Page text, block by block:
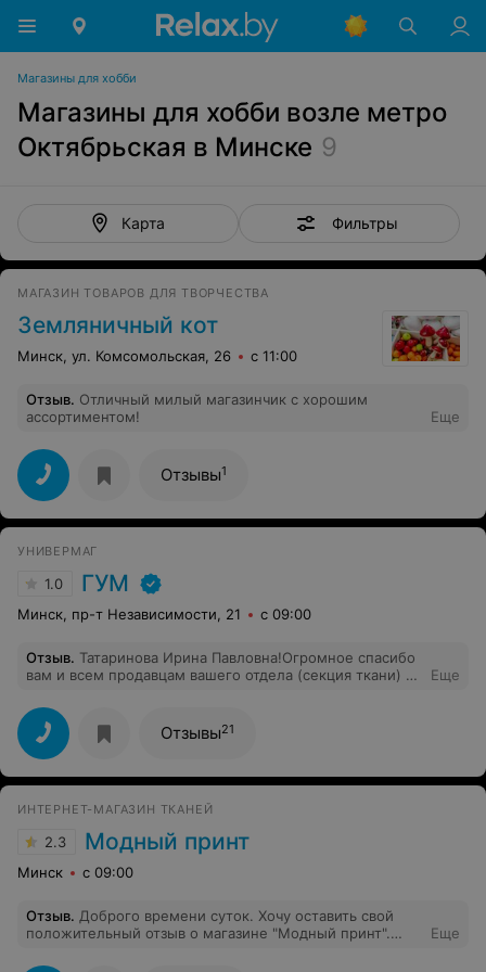
Магазины для хобби
Магазины для хобби возле метро
Октябрьская в Минске 9
Карта Фильтры
МАГАЗИН ТОВАРОВ ДЛЯ ТВОРЧЕСТВА
Земляничный кот
Минск, ул. Комсомольская, 26 с 11:00
Отзыв. Отличный милый магазинчик с хорошим
ассортиментом!
Еще
Отзывы1
УНИВЕРМАГ
1.0 ГУМ
Минск, пр-т Независимости, 21 с 09:00
Отзыв. Татаринова Ирина Павловна!Огромное спасибо
вам и всем продавцам вашего отдела (секция ткани) за
внимательность и человечность от родителей
хореографического коллектива "Карамельки".Нами
была допущена обидная оплошность и в вашей власти
было действовать строго по инструкции,но вы смогли
нас понять ,пойти навстречу и теперь наши дети будут
костюмах!!!!!Спасибо!
Еще
Отзывы21
ИНТЕРНЕТ-МАГАЗИН ТКАНЕЙ
2.3 Модный принт
Минск с 09:00
Отзыв. Доброго времени суток. Хочу оставить свой
положительный отзыв о магазине "Модный принт".
жаккард лён с хлопком Амадей. Хочу отметить, что
Еще